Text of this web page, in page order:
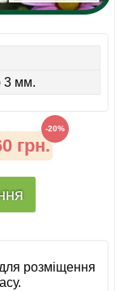
3 мм.
грн.
-20%
розміщення